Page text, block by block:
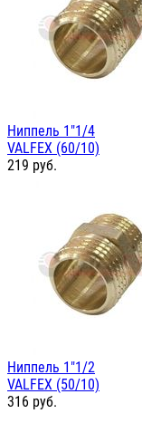
Ниппель 1"1/4
VALFEX (60/10)
219 руб.
Ниппель 1"1/2
VALFEX (50/10)
316 руб.